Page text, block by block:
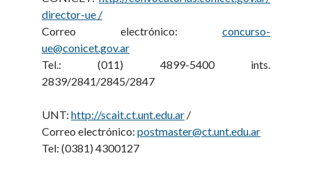
director-ue /
Correo electrónico: concurso-
ue@conicet.gov.ar
Tel.: (011) 4899-5400 ints.
2839/2841/2845/2847
UNT:http://scait.ct.unt.edu.ar /
Correo electrónico:postmaster@ct.unt.edu.ar
Tel: (0381) 4300127